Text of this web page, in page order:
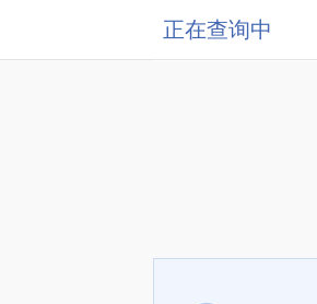
正在查询中